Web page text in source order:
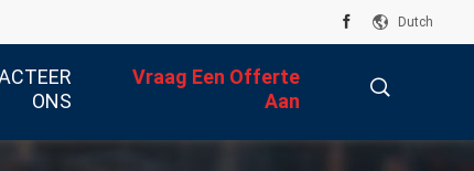
Dutch
ONS
Vraag Een Offerte
Aan